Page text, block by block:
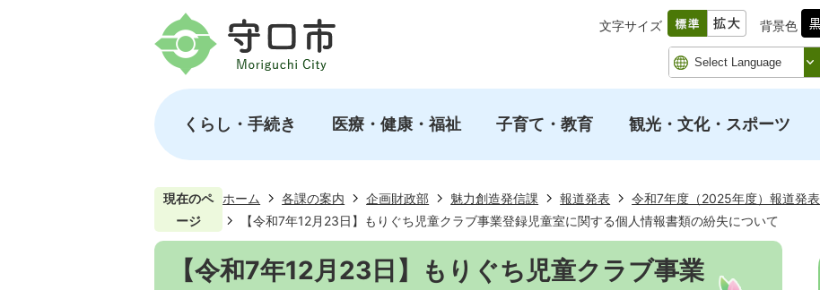
文字サイズ 背景色
くらし・手続き 医療・健康・福祉 子育て・教育 観光・文化・スポーツ
現在のペ
ージ
ホーム 各課の案内 企画財政部 魅力創造発信課 報道発表
令和7年度（2025年度）報道発表
【令和7年12月23日】もりぐち児童クラブ事業登録児童室に関する個人情報書類の紛失について
【令和7年12月23日】もりぐち児童クラブ事業